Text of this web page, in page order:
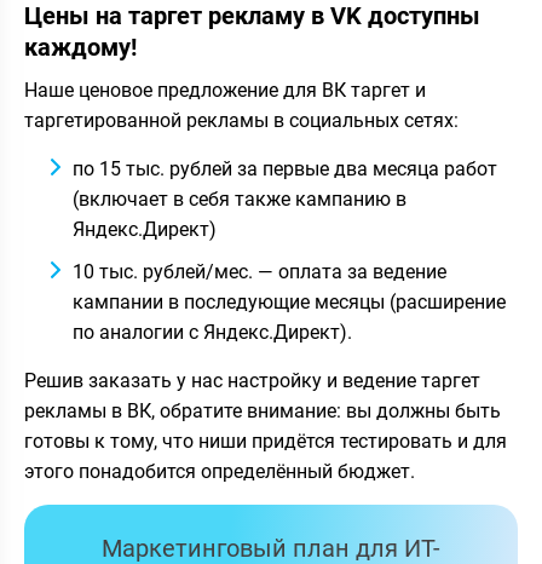
Цены на таргет рекламу в VK доступны
каждому!
Наше ценовое предложение для ВК таргет и
таргетированной рекламы в социальных сетях:
по 15 тыс. рублей за первые два месяца работ
(включает в себя также кампанию в
Яндекс.Директ)
10 тыс. рублей/мес. — оплата за ведение
кампании в последующие месяцы (расширение
по аналогии с Яндекс.Директ).
Решив заказать у нас настройку и ведение таргет
рекламы в ВК, обратите внимание: вы должны быть
готовы к тому, что ниши придётся тестировать и для
этого понадобится определённый бюджет.
Маркетинговый план для ИТ-